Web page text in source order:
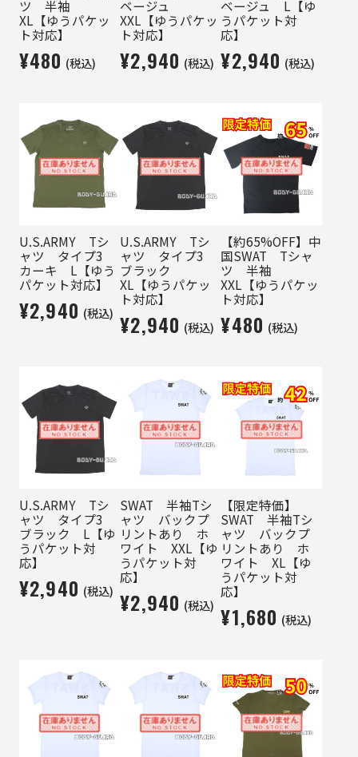
ツ 半袖
XL【ゆうパケッ
ト対応】
¥480 (税込)
ベージュ
XXL【ゆうパケッ
ト対応】
¥2,940 (税込)
ベージュ L【ゆ
うパケット対
応】
¥2,940 (税込)
U.S.ARMY Tシ
ャツ タイプ3
カーキ L【ゆう
パケット対応】
¥2,940 (税込)
U.S.ARMY Tシ
ャツ タイプ3
ブラック
XL【ゆうパケッ
ト対応】
¥2,940 (税込)
【約65%OFF】中
国SWAT Tシャ
ツ 半袖
XXL【ゆうパケッ
ト対応】
¥480 (税込)
U.S.ARMY Tシ
ャツ タイプ3
ブラック L【ゆ
うパケット対
応】
¥2,940 (税込)
SWAT 半袖Tシ
ャツ バックプ
リントあり ホ
ワイト XXL【ゆ
うパケット対
応】
¥2,940 (税込)
【限定特価】
SWAT 半袖Tシ
ャツ バックプ
リントあり ホ
ワイト XL【ゆ
うパケット対
応】
¥1,680 (税込)